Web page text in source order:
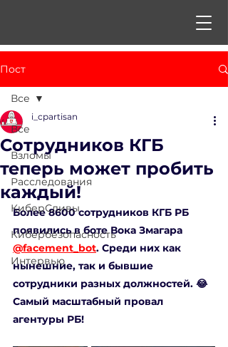
Пост
Все
Взломы
Расследования
КиберСливы
Кибербезопасность
Интервью
Все
Сотрудников КГБ
теперь может пробить
каждый!
i_cpartisan
Более 8600 сотрудников КГБ РБ
появились в боте Вока Змагара
@facement_bot. Среди них как
нынешние, так и бывшие
сотрудники разных должностей. 😂
Самый масштабный провал
агентуры РБ!